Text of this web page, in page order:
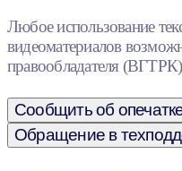
Любое использование
видеоматериалов
правообладателя
Сообщить об
Обращение в